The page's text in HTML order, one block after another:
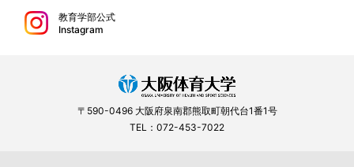
教育学部公式
Instagram
〒590-0496 大阪府泉南郡熊取町朝代台1番1号
TEL：072-453-7022